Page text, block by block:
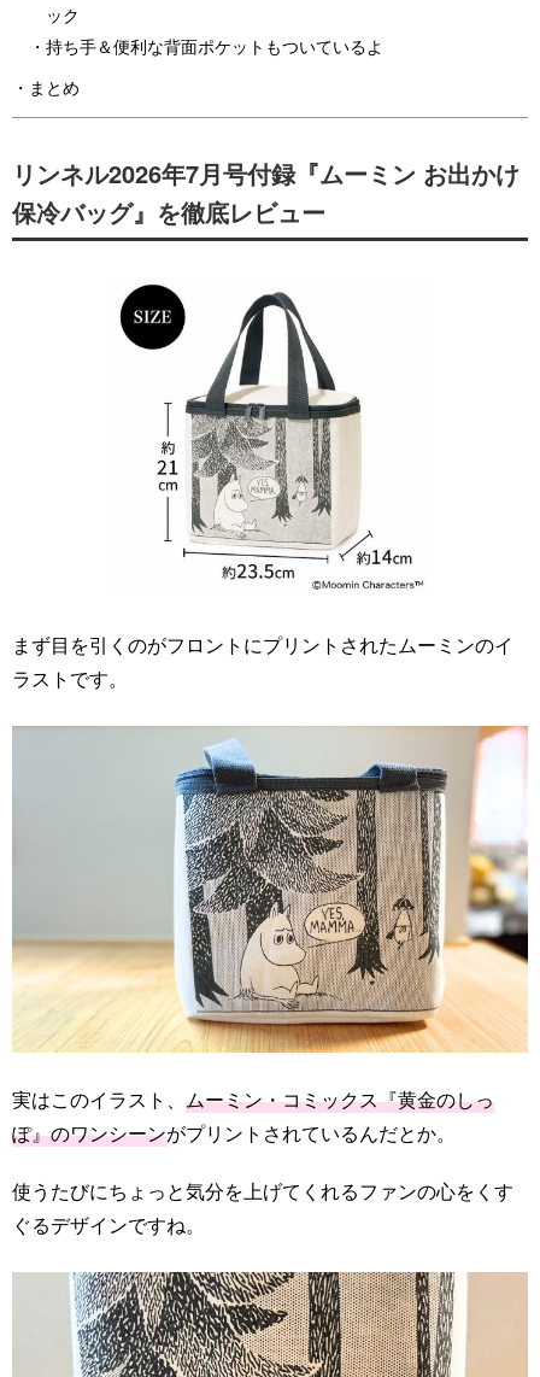
ック
持ち手＆便利な背面ポケットもついているよ
まとめ
リンネル2026年7月号付録『ムーミン お出かけ
保冷バッグ』を徹底レビュー
まず目を引くのがフロントにプリントされたムーミンのイ
ラストです。
実はこのイラスト、 ムーミン・コミックス『黄金のしっ
ぽ』のワンシーンがプリントされているんだとか。
使うたびにちょっと気分を上げてくれるファンの心をくす
ぐるデザインですね。